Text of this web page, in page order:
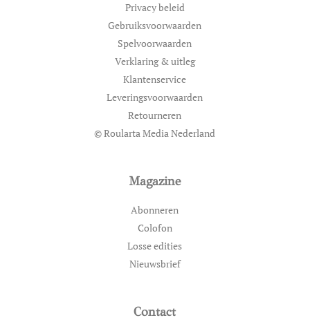
Privacy beleid
Gebruiksvoorwaarden
Spelvoorwaarden
Verklaring & uitleg
Klantenservice
Leveringsvoorwaarden
Retourneren
© Roularta Media Nederland
Magazine
Abonneren
Colofon
Losse edities
Nieuwsbrief
Contact